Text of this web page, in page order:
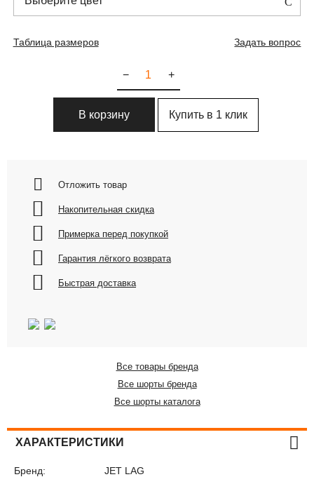
Таблица размеров Задать вопрос
+
−
В корзину Купить в 1 клик
Отложить товар
Накопительная скидка
Примерка перед покупкой
Гарантия лёгкого возврата
Быстрая доставка
Все товары бренда
Все шорты бренда
Все шорты каталога
ХАРАКТЕРИСТИКИ
Бренд: JET LAG